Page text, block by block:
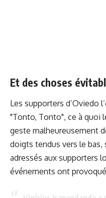
Et des choses
Les supporters d’Oviedo
"Tonto, Tonto", ce à quoi
geste malheureusement
doigts tendus vers le bas,
adressés aux supporters
événements ont